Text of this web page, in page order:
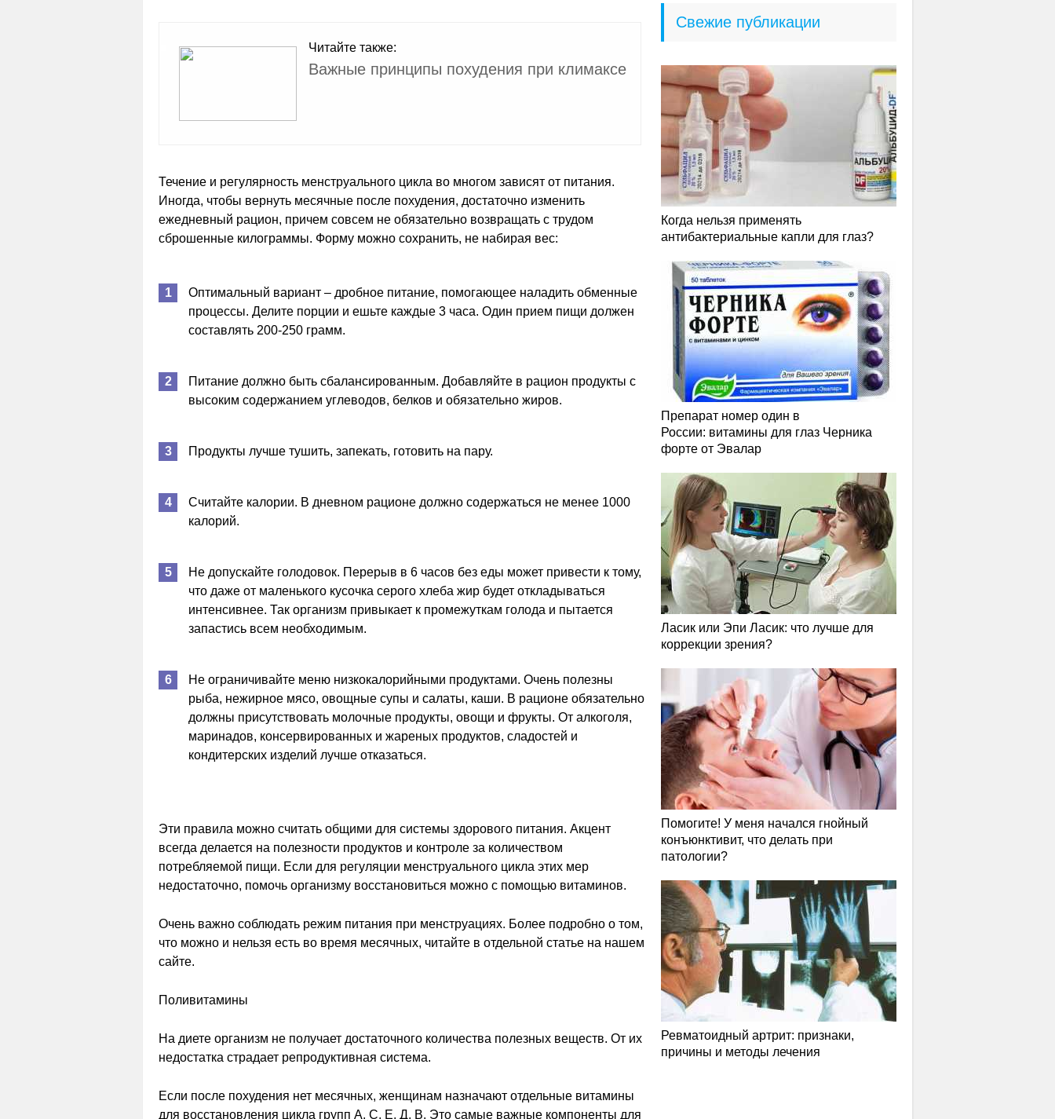
Читайте также:
Важные принципы похудения при климаксе
Течение и регулярность менструального цикла во многом зависят от питания.
Иногда, чтобы вернуть месячные после похудения, достаточно изменить
ежедневный рацион, причем совсем не обязательно возвращать с трудом
сброшенные килограммы. Форму можно сохранить, не набирая вес:
Оптимальный вариант – дробное питание, помогающее наладить обменные
процессы. Делите порции и ешьте каждые 3 часа. Один прием пищи должен
составлять 200-250 грамм.
Питание должно быть сбалансированным. Добавляйте в рацион продукты с
высоким содержанием углеводов, белков и обязательно жиров.
Продукты лучше тушить, запекать, готовить на пару.
Считайте калории. В дневном рационе должно содержаться не менее 1000
калорий.
Не допускайте голодовок. Перерыв в 6 часов без еды может привести к тому,
что даже от маленького кусочка серого хлеба жир будет откладываться
интенсивнее. Так организм привыкает к промежуткам голода и пытается
запастись всем необходимым.
Не ограничивайте меню низкокалорийными продуктами. Очень полезны
рыба, нежирное мясо, овощные супы и салаты, каши. В рационе обязательно
должны присутствовать молочные продукты, овощи и фрукты. От алкоголя,
маринадов, консервированных и жареных продуктов, сладостей и
кондитерских изделий лучше отказаться.
Эти правила можно считать общими для системы здорового питания. Акцент
всегда делается на полезности продуктов и контроле за количеством
потребляемой пищи. Если для регуляции менструального цикла этих мер
недостаточно, помочь организму восстановиться можно с помощью витаминов.
Очень важно соблюдать режим питания при менструациях. Более подробно о том,
что можно и нельзя есть во время месячных, читайте в отдельной статье на нашем
сайте.
Поливитамины
На диете организм не получает достаточного количества полезных веществ. От их
недостатка страдает репродуктивная система.
Если после похудения нет месячных, женщинам назначают отдельные витамины
для восстановления цикла групп А, С, Е, Д, В. Это самые важные компоненты для
Свежие публикации
Когда нельзя применять
антибактериальные капли для глаз?
Препарат номер один в
России: витамины для глаз Черника
форте от Эвалар
Ласик или Эпи Ласик: что лучше для
коррекции зрения?
Помогите! У меня начался гнойный
конъюнктивит, что делать при
патологии?
Ревматоидный артрит: признаки,
причины и методы лечения